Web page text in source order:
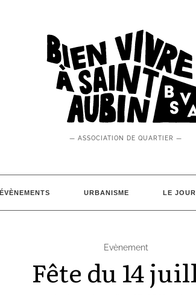
— ASSOCIATION DE QUARTIER —
ÉVÈNEMENTS URBANISME LE
Evènement
Fête du 14